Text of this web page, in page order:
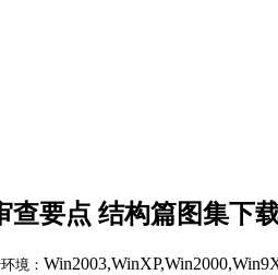
查要点 结构篇图集下
境：